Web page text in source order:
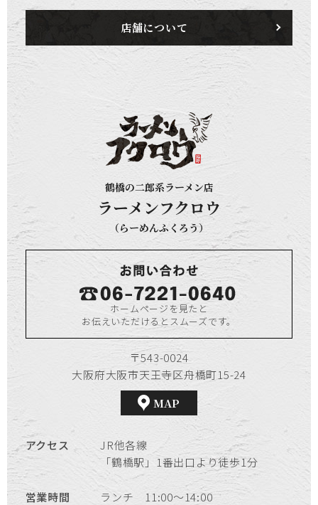
店舗について
鶴橋の二郎系ラーメン店
ラーメンフクロウ
（らーめんふくろう）
ホームページを見たと
お伝えいただけるとスムーズです。
〒543-0024
大阪府大阪市天王寺区舟橋町15-24
MAP
アクセス
JR他各線
「鶴橋駅」1番出口より徒歩1分
営業時間
ランチ 11:00～14:00